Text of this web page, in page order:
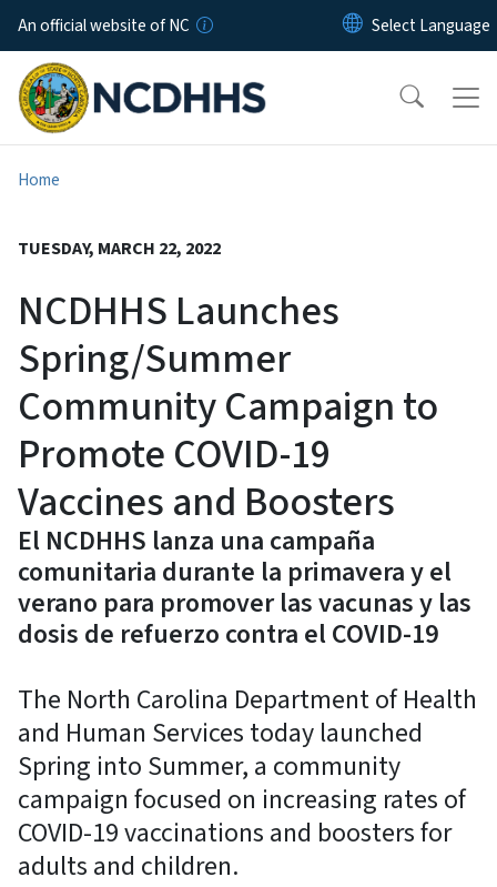
Skip to main content
An official website of NC
Home
TUESDAY, MARCH 22, 2022
NCDHHS Launches
Spring/Summer
Community Campaign to
Promote COVID-19
Vaccines and Boosters
El NCDHHS lanza una campaña
comunitaria durante la primavera y el
verano para promover las vacunas y las
dosis de refuerzo contra el COVID-19
The North Carolina Department of Health
and Human Services today launched
Spring into Summer, a community
campaign focused on increasing rates of
COVID-19 vaccinations and boosters for
adults and children.